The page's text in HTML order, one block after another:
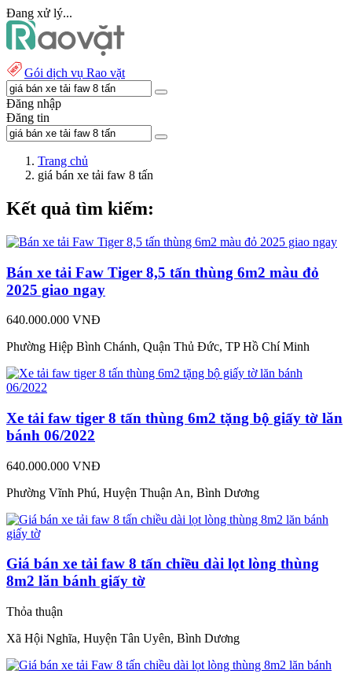
Đang xử lý...
Gói dịch vụ Rao vặt
Đăng nhập
Đăng tin
Trang chủ
giá bán xe tải faw 8 tấn
Kết quả tìm kiếm:
Bán xe tải Faw Tiger 8,5 tấn thùng 6m2 màu đỏ
2025 giao ngay
640.000.000 VNĐ
Phường Hiệp Bình Chánh, Quận Thủ Đức, TP Hồ Chí Minh
Xe tải faw tiger 8 tấn thùng 6m2 tặng bộ giấy tờ lăn
bánh 06/2022
640.000.000 VNĐ
Phường Vĩnh Phú, Huyện Thuận An, Bình Dương
Giá bán xe tải faw 8 tấn chiều dài lọt lòng thùng
8m2 lăn bánh giấy tờ
Thỏa thuận
Xã Hội Nghĩa, Huyện Tân Uyên, Bình Dương